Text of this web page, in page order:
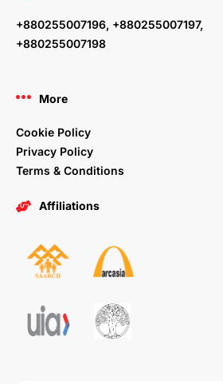
+880255007196, +880255007197,
+880255007198
More
Cookie Policy
Privacy Policy
Terms & Conditions
Affiliations